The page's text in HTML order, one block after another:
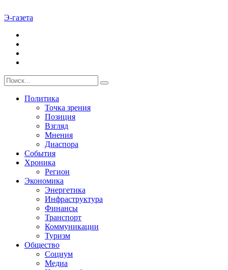
Э-газета
Политика
Точка зрения
Позиция
Взгляд
Мнения
Диаспора
События
Хроника
Регион
Экономика
Энергетика
Инфраструктура
Финансы
Транспорт
Коммуникации
Туризм
Общество
Социум
Медиа